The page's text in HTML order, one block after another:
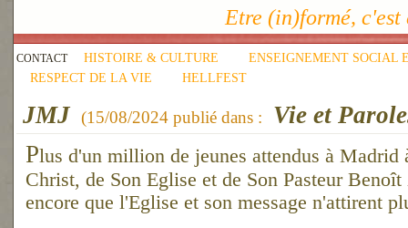
Etre (in)formé,
CONTACT HISTOIRE & CULTURE
ENSEIGNEMENT SOCIAL
RESPECT DE LA VIE
HELLFEST
JMJ (15/08/2024 publié dans :
Vie et
Plus d'un million de jeunes attendus à Madrid
Christ, de Son Eglise et de Son Pasteur
encore que l'Eglise et son message n'attirent